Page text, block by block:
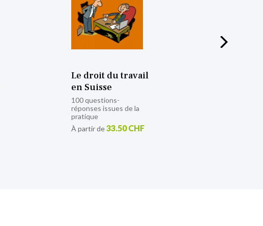
Le droit du travail
en Suisse
100 questions-
réponses issues de la
pratique
À partir de33.50 CHF